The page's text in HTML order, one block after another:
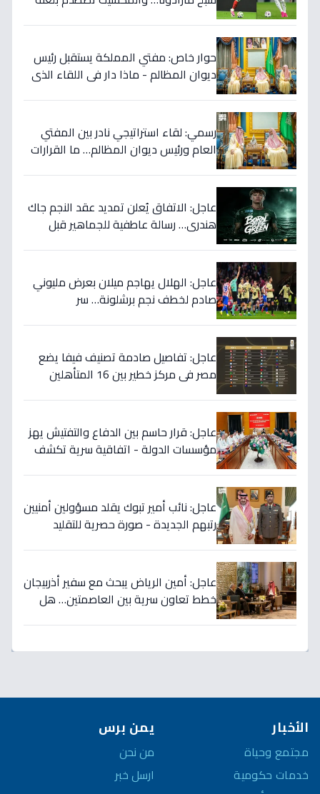
حوار خاص: مفتي المملكة يستقبل رئيس
ديوان المظالم - ماذا دار في اللقاء الذي
رسمي: لقاء استراتيجي نادر بين المفتي
العام ورئيس ديوان المظالم… ما القرارات
عاجل: الاتفاق يُعلن تمديد عقد النجم جاك
هندري… رسالة عاطفية للجماهير قبل
عاجل: الهلال يهاجم ميلان بعرض مليوني
صادم لخطف نجم برشلونة… سر
عاجل: تفاصيل صادمة تصنيف فيفا يضع
مصر في مركز خطير بين 16 المتأهلين
عاجل: قرار حاسم بين الدفاع والتفتيش يهز
مؤسسات الدولة - اتفاقية سرية تكشف
عاجل: نائب أمير تبوك يقلد مسؤولين أمنيين
رتبهم الجديدة - صورة حصرية للتقليد
عاجل: أمين الرياض يبحث مع سفير أذربيجان
خطط تعاون سرية بين العاصمتين… هل
الأخبار
مجتمع وحياة
خدمات حكومية
يمن برس
من نحن
ارسل خبر